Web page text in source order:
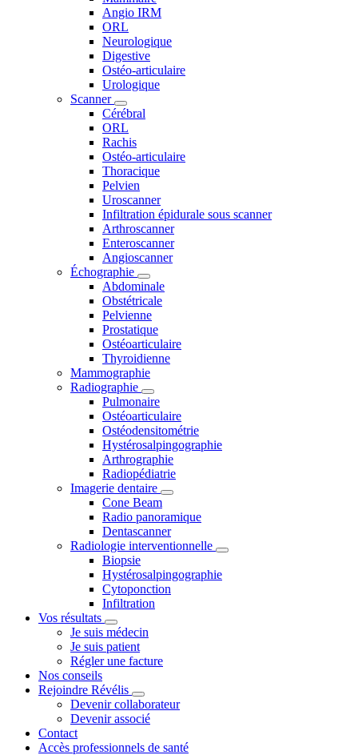
Angio IRM
ORL
Neurologique
Digestive
Ostéo-articulaire
Urologique
Scanner
Cérébral
ORL
Rachis
Ostéo-articulaire
Thoracique
Pelvien
Uroscanner
Infiltration épidurale sous scanner
Arthroscanner
Enteroscanner
Angioscanner
Échographie
Abdominale
Obstétricale
Pelvienne
Prostatique
Ostéoarticulaire
Thyroidienne
Mammographie
Radiographie
Pulmonaire
Ostéoarticulaire
Ostéodensitométrie
Hystérosalpingographie
Arthrographie
Radiopédiatrie
Imagerie dentaire
Cone Beam
Radio panoramique
Dentascanner
Radiologie interventionnelle
Biopsie
Hystérosalpingographie
Cytoponction
Infiltration
Vos résultats
Je suis médecin
Je suis patient
Régler une facture
Nos conseils
Rejoindre Révélis
Devenir collaborateur
Devenir associé
Contact
Accès professionnels de santé